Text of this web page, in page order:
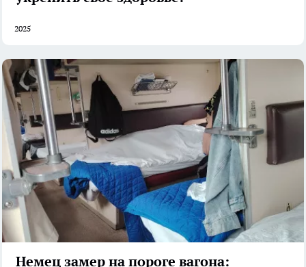
2025
Немец замер на пороге вагона: